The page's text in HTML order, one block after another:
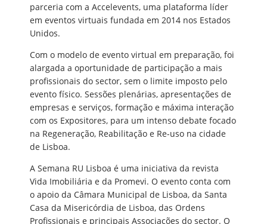
parceria com a Accelevents, uma plataforma líder
em eventos virtuais fundada em 2014 nos Estados
Unidos.
Com o modelo de evento virtual em preparação, foi
alargada a oportunidade de participação a mais
profissionais do sector, sem o limite imposto pelo
evento físico. Sessões plenárias, apresentações de
empresas e serviços, formação e máxima interação
com os Expositores, para um intenso debate focado
na Regeneração, Reabilitação e Re-uso na cidade
de Lisboa.
A Semana RU Lisboa é uma iniciativa da revista
Vida Imobiliária e da Promevi. O evento conta com
o apoio da Câmara Municipal de Lisboa, da Santa
Casa da Misericórdia de Lisboa, das Ordens
Profissionais e principais Associações do sector. O